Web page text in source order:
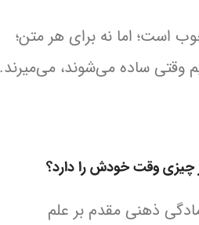
است؛ اما نه برای هر متن؛
وقتی ساده می‌شوند، می‌میرند.
چیزی وقت خودش را دارد؟
ذهنی مقدم بر علم